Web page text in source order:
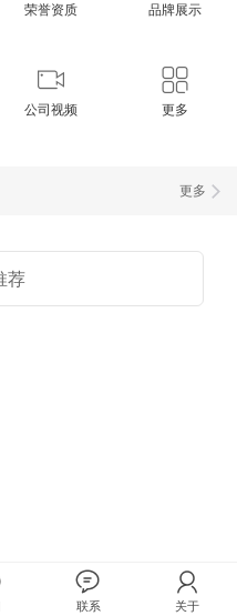
荣誉资质 品牌展示
公司视频 更多
更多
荐
联系 关于